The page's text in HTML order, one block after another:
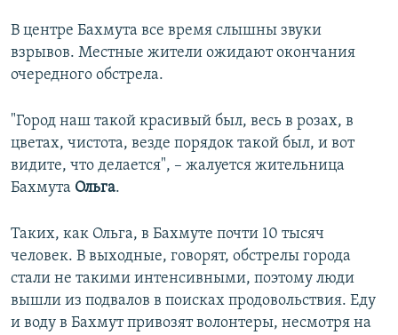
Auto 240p 360p 480p
360p
480p
1080p
В центре Бахмута все время слышны звуки
взрывов. Местные жители ожидают окончания
очередного обстрела.
"Город наш такой красивый был, весь в розах, в
цветах, чистота, везде порядок такой был, и вот
видите, что делается", – жалуется жительница
Бахмута Ольга.
Таких, как Ольга, в Бахмуте почти 10 тысяч
человек. В выходные, говорят, обстрелы города
стали не такими интенсивными, поэтому люди
вышли из подвалов в поисках продовольствия. Еду
и воду в Бахмут привозят волонтеры, несмотря на